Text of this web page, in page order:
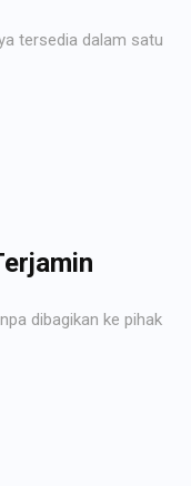
tersedia dalam satu
dibagikan ke pihak